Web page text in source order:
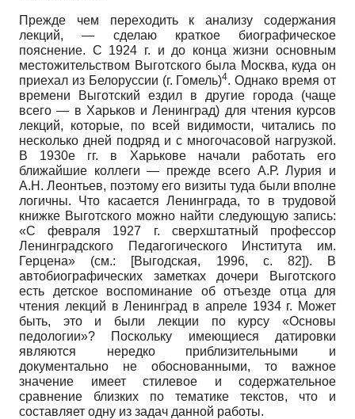
Прежде чем переходить к анализу содержания
лекций, — сделаю краткое биографическое
пояснение. С 1924 г. и до конца жизни основным
местожительством Выготского была Москва, куда он
приехал из Белоруссии (г. Гомель)4. Однако время от
времени Выготский ездил в другие города (чаще
всего — в Харьков и Ленинград) для чтения курсов
лекций, которые, по всей видимости, читались по
несколько дней подряд и с многочасовой нагрузкой.
В 1930е гг. в Харькове начали работать его
ближайшие коллеги — прежде всего А.Р. Лурия и
А.Н. Леонтьев, поэтому его визиты туда были вполне
логичны. Что касается Ленинграда, то в трудовой
книжке Выготского можно найти следующую запись:
«С февраля 1927 г. сверхштатный профессор
Ленинградского Педагогического Института им.
Герцена» (см.: [Выгодская, 1996, с. 82]). В
автобиографических заметках дочери Выготского
есть детское воспоминание об отъезде отца для
чтения лекций в Ленинград в апреле 1934 г. Может
быть, это и были лекции по курсу «Основы
педологии»? Поскольку имеющиеся датировки
являются нередко приблизительными и
документально не обоснованными, то важное
значение имеет стилевое и содержательное
сравнение близких по тематике текстов, что и
составляет одну из задач данной работы.